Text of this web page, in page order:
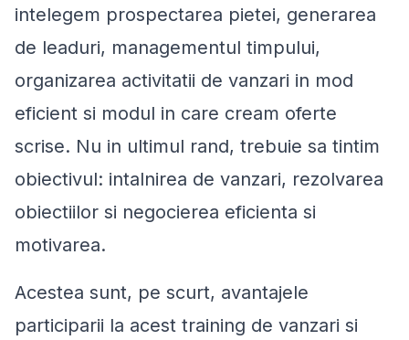
intelegem prospectarea pietei, generarea
de leaduri, managementul timpului,
organizarea activitatii de vanzari in mod
eficient si modul in care cream oferte
scrise. Nu in ultimul rand, trebuie sa tintim
obiectivul: intalnirea de vanzari, rezolvarea
obiectiilor si negocierea eficienta si
motivarea.
Acestea sunt, pe scurt, avantajele
participarii la acest training de vanzari si